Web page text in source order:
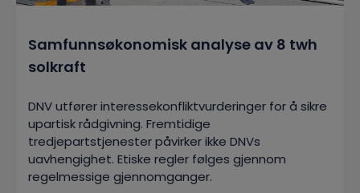
Samfunnsøkonomisk analyse av 8 twh
solkraft
DNV utfører interessekonfliktvurderinger for å sikre
upartisk rådgivning. Fremtidige
tredjepartstjenester påvirker ikke DNVs
uavhengighet. Etiske regler følges gjennom
regelmessige gjennomganger.